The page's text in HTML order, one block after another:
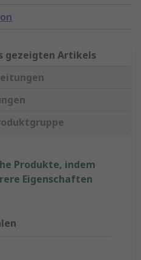
gezeigten Artikels
Produkte, indem
Eigenschaften